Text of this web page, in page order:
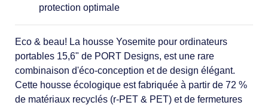
protection optimale
Eco & beau! La housse Yosemite pour ordinateurs
portables 15,6" de PORT Designs, est une rare
combinaison d'éco-conception et de design élégant.
Cette housse écologique est fabriquée à partir de 72 %
de matériaux recyclés (r-PET & PET) et de fermetures